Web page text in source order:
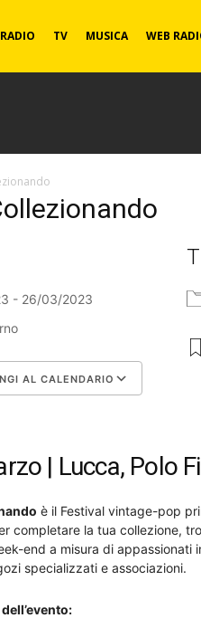
RADIO TV MUSICA WEB
- 26/03/2023
AL CALENDARIO
| Lucca, Polo
è il Festival vintage-pop
completare la tua collezione,
end a misura di
specializzati e associazioni.